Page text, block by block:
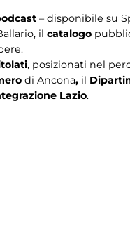
– disponibile su
il catalogo
, posizionati nel
di Ancona, il
Lazio.